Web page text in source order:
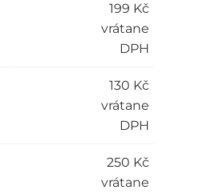
199 Kč
vrátane
DPH
130 Kč
vrátane
DPH
250 Kč
vrátane